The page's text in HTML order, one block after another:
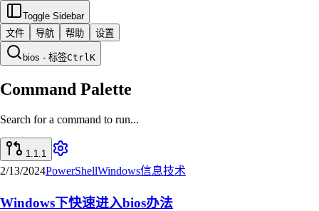
Toggle Sidebar
文件
导航 帮助 设置
bios - 标签CtrlK
Command Palette
Search for a command to run...
1.1.1
2/13/2024PowerShellWindows信息技术
Windows下快速进入bios办法